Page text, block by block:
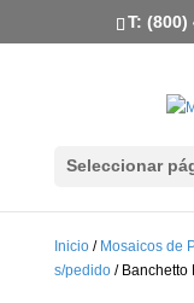
T: (800)
Seleccionar
Inicio/ Mosaicos de
s/pedido/ Banchetto